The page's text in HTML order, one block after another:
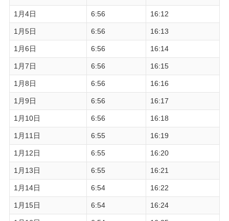
1月4日 6:56 16:12
1月5日 6:56 16:13
1月6日 6:56 16:14
1月7日 6:56 16:15
1月8日 6:56 16:16
1月9日 6:56 16:17
1月10日 6:56 16:18
1月11日 6:55 16:19
1月12日 6:55 16:20
1月13日 6:55 16:21
1月14日 6:54 16:22
1月15日 6:54 16:24